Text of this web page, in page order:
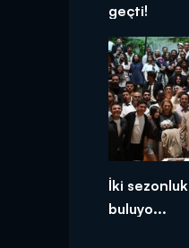
geçti!
İki
buluyo...